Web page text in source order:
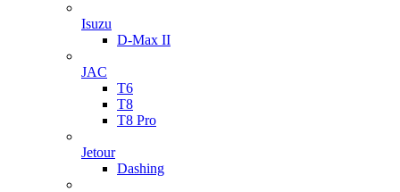
Isuzu
D-Max II
JAC
T6
T8
T8 Pro
Jetour
Dashing